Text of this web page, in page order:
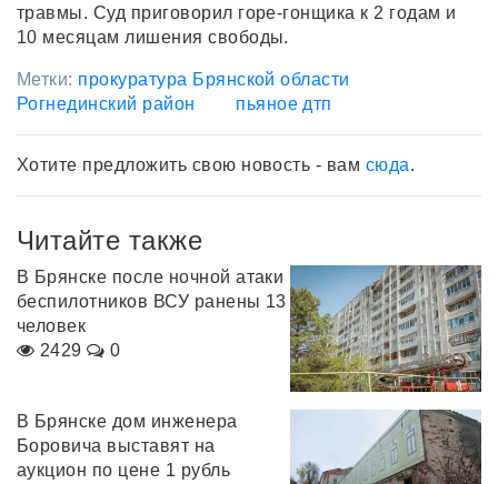
травмы. Суд приговорил горе-гонщика к 2 годам и
10 месяцам лишения свободы.
Метки: прокуратура Брянской области
Рогнединский район
пьяное дтп
Хотите предложить свою новость - вам сюда.
Читайте также
В Брянске после ночной атаки
беспилотников ВСУ ранены 13
человек
2429
0
В Брянске дом инженера
Боровича выставят на
аукцион по цене 1 рубль